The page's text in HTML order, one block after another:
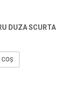
DUZA SCURTA
COȘ